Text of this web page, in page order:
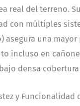
real del terreno. Su
con múltiples
asegura una
incluso en
densa cobertura
y Funcionalidad